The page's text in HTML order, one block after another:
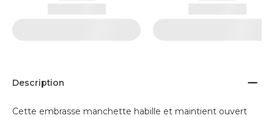
Description
Cette embrasse manchette habille et maintient ouvert